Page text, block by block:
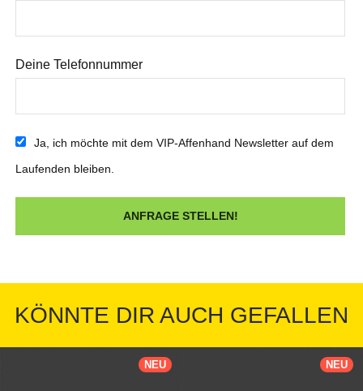
Deine Telefonnummer
Ja, ich möchte mit dem VIP-Affenhand Newsletter auf dem
Laufenden bleiben.
KÖNNTE DIR AUCH GEFALLEN
NEU NEU